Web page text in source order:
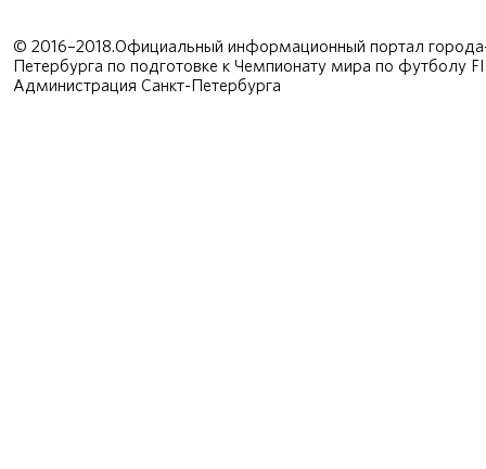
© 2016–2018.Официальный информационный портал
Петербурга по подготовке к Чемпионату мира по футболу
Администрация Санкт-Петербурга